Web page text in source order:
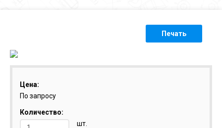
Печать
Цена:
По запросу
Количество:
шт.